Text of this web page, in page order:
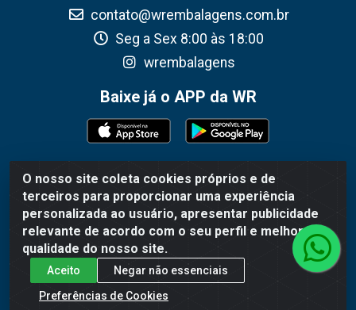
O nosso site coleta cookies próprios e de
terceiros para proporcionar uma experiência
personalizada ao usuário, apresentar publicidade
relevante de acordo com o seu perfil e melhorar a
qualidade do nosso site.
Aceito
Negar não essenciais
Preferências de Cookies
contato@wrembalagens.com.br
Seg a Sex 8:00 às 18:00
wrembalagens
Baixe já o APP da WR
WR Embalagens - R. Cel. Teodoro Gomes de Araújo,
1360 - Grogotó - Barbacena / MG - CEP 36202-628 -
CNPJ 02.692.206/0001-55